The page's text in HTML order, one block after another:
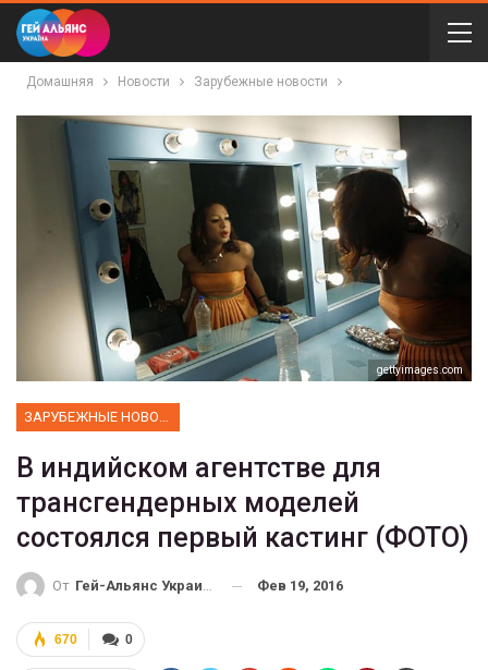
Домашняя Новости Зарубежные новости
gettyimages.com
В индийском агентстве для
трансгендерных моделей
состоялся первый кастинг (ФОТО)
От Гей-Альянс Украина Фев 19, 2016
0
670